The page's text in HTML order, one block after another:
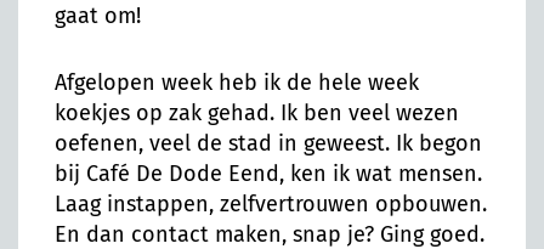
gaat om!
Afgelopen week heb ik de hele week
koekjes op zak gehad. Ik ben veel wezen
oefenen, veel de stad in geweest. Ik begon
bij Café De Dode Eend, ken ik wat mensen.
Laag instappen, zelfvertrouwen opbouwen.
En dan contact maken, snap je? Ging goed.